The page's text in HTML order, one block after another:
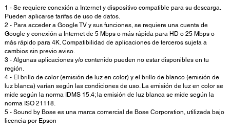
1 - Se requiere conexión a Internet y dispositivo compatible para su descarga.
Pueden aplicarse tarifas de uso de datos.
2 - Para acceder a Google TV y sus funciones, se requiere una cuenta de
Google y conexión a Internet de 5 Mbps o más rápida para HD o 25 Mbps o
más rápido para 4K. Compatibilidad de aplicaciones de terceros sujeta a
cambios sin previo aviso.
3 - Algunas aplicaciones y/o contenido pueden no estar disponibles en tu
región.
4 - El brillo de color (emisión de luz en color) y el brillo de blanco (emisión de
luz blanca) varían según las condiciones de uso. La emisión de luz en color se
mide según la norma IDMS 15.4; la emisión de luz blanca se mide según la
norma ISO 21118.
5 - Sound by Bose es una marca comercial de Bose Corporation, utilizada bajo
licencia por Epson